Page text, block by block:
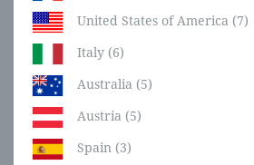
United States of America (7)
Italy (6)
Australia (5)
Austria (5)
Spain (3)